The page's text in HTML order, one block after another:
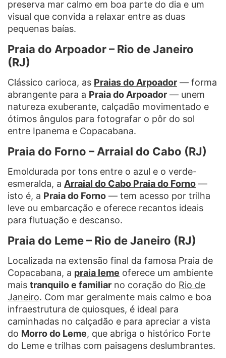
preserva mar calmo em boa parte do dia e um
visual que convida a relaxar entre as duas
pequenas baías.
Praia do Arpoador – Rio de Janeiro
(RJ)
Clássico carioca, as Praias do Arpoador — forma
abrangente para a Praia do Arpoador — unem
natureza exuberante, calçadão movimentado e
ótimos ângulos para fotografar o pôr do sol
entre Ipanema e Copacabana.
Praia do Forno – Arraial do Cabo (RJ)
Emoldurada por tons entre o azul e o verde-
esmeralda, a Arraial do Cabo Praia do Forno —
isto é, a Praia do Forno — tem acesso por trilha
leve ou embarcação e oferece recantos ideais
para flutuação e descanso.
Praia do Leme – Rio de Janeiro (RJ)
Localizada na extensão final da famosa Praia de
Copacabana, a praia leme oferece um ambiente
mais tranquilo e familiar no coração do Rio de
Janeiro. Com mar geralmente mais calmo e boa
infraestrutura de quiosques, é ideal para
caminhadas no calçadão e para apreciar a vista
do Morro do Leme, que abriga o histórico Forte
do Leme e trilhas com paisagens deslumbrantes.